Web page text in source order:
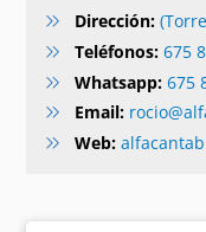
Dirección:
Teléfonos: 675
Whatsapp: 675
Email:
Web: